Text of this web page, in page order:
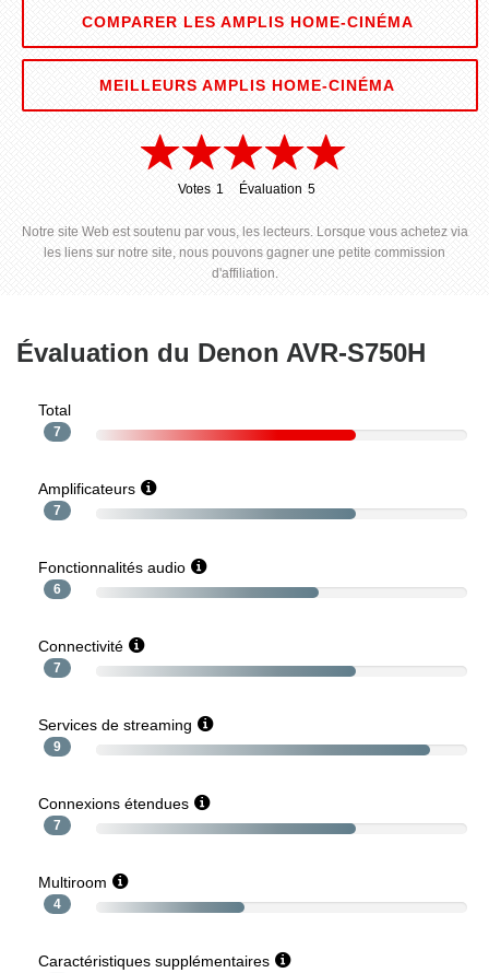
COMPARER LES AMPLIS HOME-CINÉMA
MEILLEURS AMPLIS HOME-CINÉMA
Votes 1
Évaluation 5
Notre site Web est soutenu par vous, les lecteurs. Lorsque vous achetez via
les liens sur notre site, nous pouvons gagner une petite commission
d'affiliation.
Évaluation du Denon AVR-S750H
Total
7
Amplificateurs
7
Fonctionnalités audio
6
Connectivité
7
Services de streaming
9
Connexions étendues
7
Multiroom
4
Caractéristiques supplémentaires